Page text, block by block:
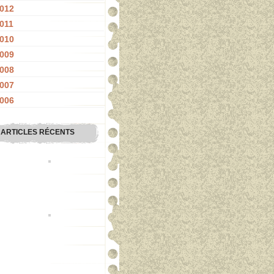
ARTICLES RÉCENTS